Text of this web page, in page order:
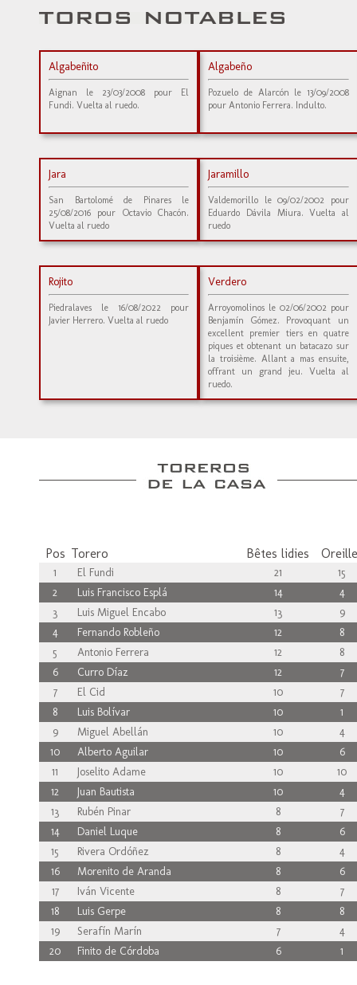
Algabeñito
Aignan le 23/03/2008 pour El
Fundi. Vuelta al ruedo.
Algabeño
Pozuelo de Alarcón le 13/09/2008
pour Antonio Ferrera. Indulto.
Jara
San Bartolomé de Pinares le
25/08/2016 pour Octavio Chacón.
Vuelta al ruedo
Jaramillo
Valdemorillo le 09/02/2002 pour
Eduardo Dávila Miura. Vuelta al
ruedo
Rojito
Piedralaves le 16/08/2022 pour
Javier Herrero. Vuelta al ruedo
Verdero
Arroyomolinos le 02/06/2002 pour
Benjamín Gómez. Provoquant un
excellent premier tiers en quatre
piques et obtenant un batacazo sur
la troisième. Allant a mas ensuite,
offrant un grand jeu. Vuelta al
ruedo.
Pos Torero Bêtes lidies
1 El Fundi 21
15
2
Luis Francisco Esplá 14
4
3
Luis Miguel Encabo 13
9
4
Fernando Robleño 12
8
5
Antonio Ferrera 12
8
6
Curro Díaz 12
7
7
El Cid 10
7
8
Luis Bolívar 10
1
9
Miguel Abellán 10
4
10
Alberto Aguilar 10
6
11
Joselito Adame 10
10
12
Juan Bautista 10
4
13
Rubén Pinar 8
7
14
Daniel Luque 8
6
15
Rivera Ordóñez 8
4
16
Morenito de Aranda 8
6
17
Iván Vicente 8
7
18
Luis Gerpe 8
8
19
Serafín Marín 7
4
20
Finito de Córdoba 6 1